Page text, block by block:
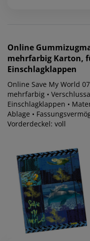
Online
mehrfarbig Karton,
Einschlagklappen
Online Save My World
mehrfarbig •
Einschlagklappen •
Ablage • Fassungsvermögen
Vorderdeckel: voll